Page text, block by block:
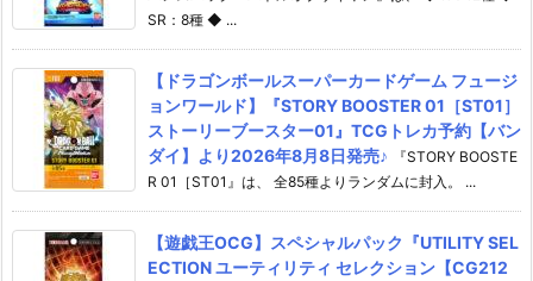
SR：8種 ◆ ...
【ドラゴンボールスーパーカードゲーム フュージ
ョンワールド】『STORY BOOSTER 01［ST01］
ストーリーブースター01』TCGトレカ予約【バン
ダイ】より2026年8月8日発売♪
『STORY BOOSTE
R 01［ST01』は、 全85種よりランダムに封入。 ...
【遊戯王OCG】スペシャルパック『UTILITY SEL
ECTION ユーティリティ セレクション【CG212